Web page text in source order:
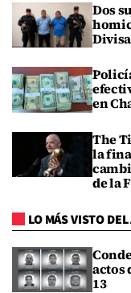
Dos
en
The
la
de la
LO MÁS VISTO
actos
13